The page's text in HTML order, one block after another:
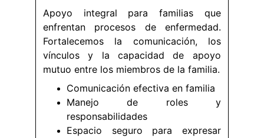
Apoyo integral para familias que
enfrentan procesos de enfermedad.
Fortalecemos la comunicación, los
vínculos y la capacidad de apoyo
mutuo entre los miembros de la familia.
Comunicación efectiva en familia
Manejo de roles y
responsabilidades
Espacio seguro para expresar